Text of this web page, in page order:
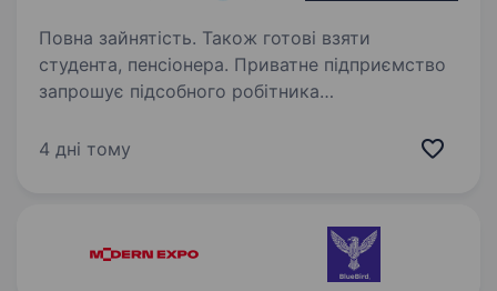
Повна зайнятість. Також готові взяти
студента, пенсіонера. Приватне підприємство
запрошує підсобного робітника
Розглянемо кандидатів без досвіду роботи,
4 дні тому